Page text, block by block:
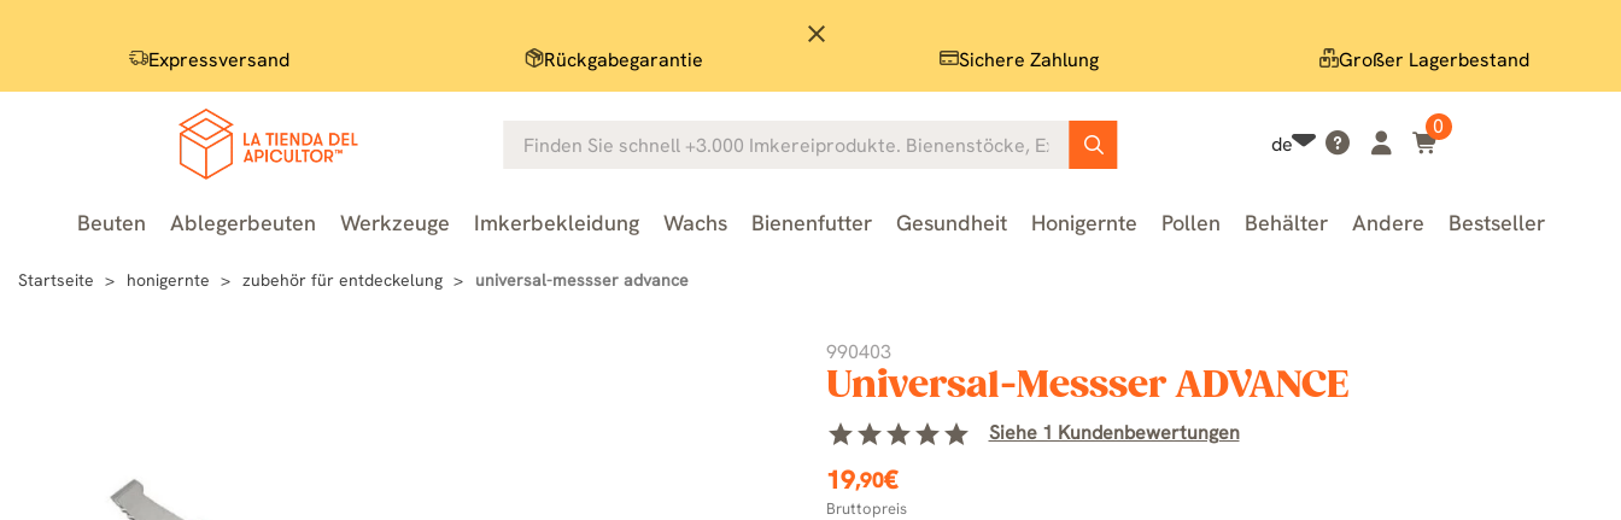
close
Expressversand Rückgabegarantie Sichere Zahlung Großer Lagerbestand
de
0
Beuten Ablegerbeuten Werkzeuge Imkerbekleidung Wachs Bienenfutter Gesundheit Honigernte Pollen Behälter Andere Bestseller
Startseite honigernte zubehör für entdeckelung universal-messser advance
990403
Universal-Messser ADVANCE
starstarstarstarstar Siehe 1 Kundenbewertungen
19,90€
Bruttopreis